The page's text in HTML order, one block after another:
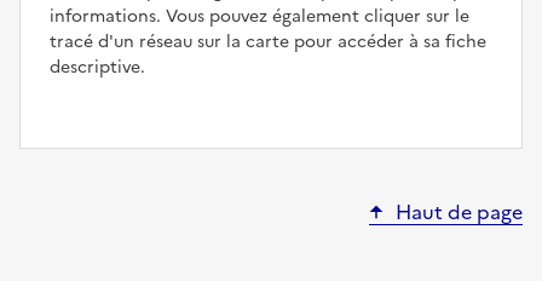
informations. Vous pouvez également cliquer sur le
tracé d'un réseau sur la carte pour accéder à sa fiche
descriptive.
Haut de page